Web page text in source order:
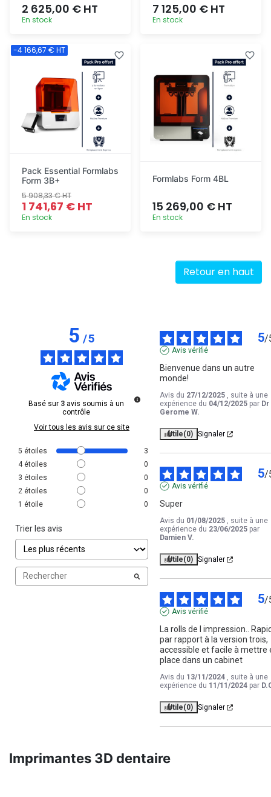
2 625,00 € HT
En stock
rapide
7 125,00 € HT
En stock
rapide
Pack Essential Formlabs
Form 3B+
5 908,33 € HT
1 741,67 € HT
En stock
-4 166,67 € HT
Formlabs Form 4BL
15 269,00 € HT
En stock
Retour en haut
5/5
Basé sur 3 avis soumis à un
contrôle
Voir tous les avis sur ce site
5 étoiles
3
4 étoiles
0
3 étoiles
0
2 étoiles
0
1 étoile 0
Trier les avis
5/
Avis vérifié
Bienvenue dans un autre
monde!
Avis du 27/12/2025 , suite à une
expérience du 04/12/2025 par Dr
Gerome W.
Utile(0) Signaler
5/
Avis vérifié
Super
Avis du 01/08/2025 , suite à une
expérience du 23/06/2025 par
Damien V.
Utile(0) Signaler
5/
Avis vérifié
La rolls de l impression..
par rapport à la version trois,
accessible et facile à mettre
place dans un cabinet
Avis du 13/11/2024 , suite à une
expérience du 11/11/2024 par
Utile(0) Signaler
Imprimantes 3D dentaire